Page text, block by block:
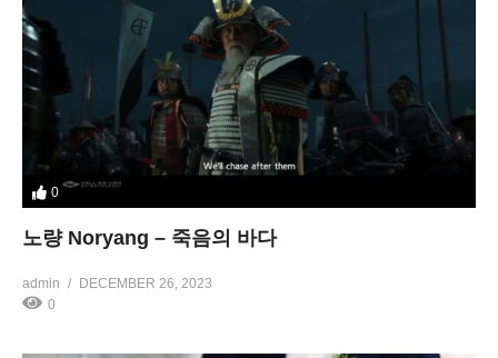
0
노량 Noryang – 죽음의 바다
admin
DECEMBER 26, 2023
0